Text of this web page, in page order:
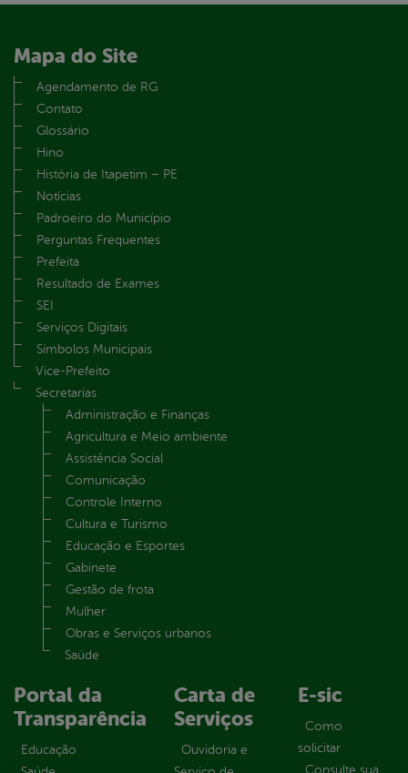
Mapa do Site
Agendamento de RG
Contato
Glossário
Hino
História de Itapetim – PE
Notícias
Padroeiro do Município
Perguntas Frequentes
Prefeita
Resultado de Exames
SEI
Serviços Digitais
Símbolos Municipais
Vice-Prefeito
Secretarias
Administração e Finanças
Agricultura e Meio ambiente
Assistência Social
Comunicação
Controle Interno
Cultura e Turismo
Educação e Esportes
Gabinete
Gestão de frota
Mulher
Obras e Serviços urbanos
Saúde
Portal da
Transparência
Educação
Carta de
Serviços
Ouvidoria e
E-sic
Como
solicitar
Consulte sua